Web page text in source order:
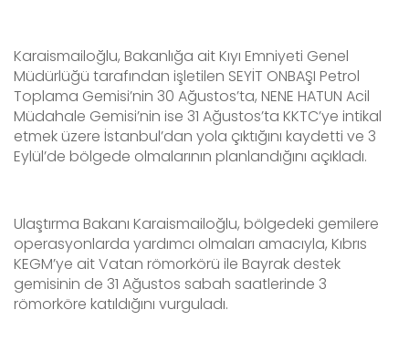
Karaismailoğlu, Bakanlığa ait Kıyı Emniyeti Genel
Müdürlüğü tarafından işletilen SEYİT ONBAŞI Petrol
Toplama Gemisi’nin 30 Ağustos’ta, NENE HATUN Acil
Müdahale Gemisi’nin ise 31 Ağustos’ta KKTC’ye intikal
etmek üzere İstanbul’dan yola çıktığını kaydetti ve 3
Eylül’de bölgede olmalarının planlandığını açıkladı.
Ulaştırma Bakanı Karaismailoğlu, bölgedeki gemilere
operasyonlarda yardımcı olmaları amacıyla, Kıbrıs
KEGM’ye ait Vatan römorkörü ile Bayrak destek
gemisinin de 31 Ağustos sabah saatlerinde 3
römorköre katıldığını vurguladı.